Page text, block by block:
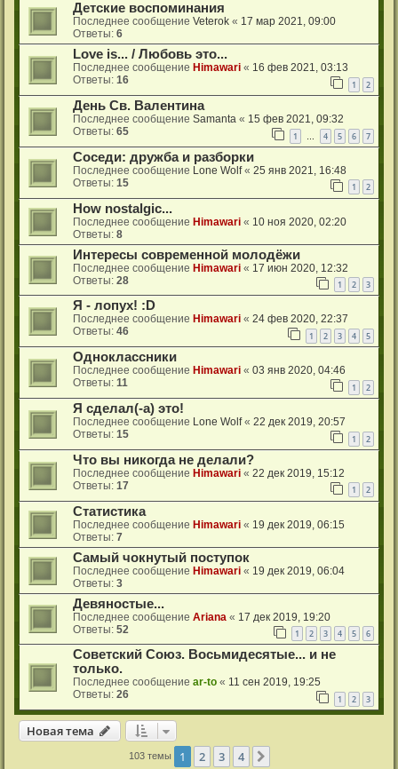
Детские воспоминания
Последнее сообщение Veterok « 17 мар 2021, 09:00
Ответы: 6
Love is... / Любовь это...
Последнее сообщение Himawari « 16 фев 2021, 03:13
Ответы: 16 1 2
День Св. Валентина
Последнее сообщение Samanta « 15 фев 2021, 09:32
Ответы: 65 1 4 5 6 7
Соседи: дружба и разборки
Последнее сообщение Lone Wolf« 25 янв 2021, 16:48
Ответы: 15 1 2
How nostalgic...
Последнее сообщение Himawari « 10 ноя 2020, 02:20
Ответы: 8
Интересы современной молодёжи
Последнее сообщение Himawari « 17 июн 2020, 12:32
Ответы: 28 1 2 3
Я - лопух! :D
Последнее сообщение Himawari « 24 фев 2020, 22:37
Ответы: 46 1 2 3 4 5
Одноклассники
Последнее сообщение Himawari « 03 янв 2020, 04:46
Ответы: 11 1 2
Я сделал(-а) это!
Последнее сообщение Lone Wolf« 22 дек 2019, 20:57
Ответы: 15 1 2
Что вы никогда не делали?
Последнее сообщение Himawari « 22 дек 2019, 15:12
Ответы: 17 1 2
Статистика
Последнее сообщение Himawari « 19 дек 2019, 06:15
Ответы: 7
Самый чокнутый поступок
Последнее сообщение Himawari « 19 дек 2019, 06:04
Ответы: 3
Девяностые...
Последнее сообщение Ariana « 17 дек 2019, 19:20
Ответы: 52 1 2 3 4 5 6
Советский Союз. Восьмидесятые... и не
только.
Последнее сообщение ar-to « 11 сен 2019, 19:25
Ответы: 26 1 2 3
Новая тема
103 темы 1 2 3 4